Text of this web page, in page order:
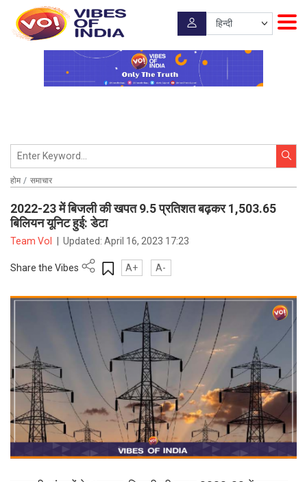
होम समाचार
2022-23 में बिजली की खपत 9.5 प्रतिशत बढ़कर 1,503.65
बिलियन यूनिट हुई: डेटा
Team VoI Updated:April 16, 2023 17:23
Share the Vibes A+ A-